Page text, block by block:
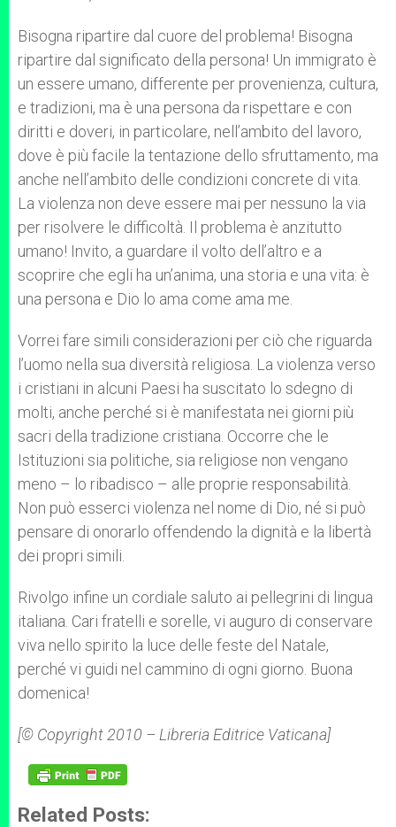
Bisogna ripartire dal cuore del problema! Bisogna
ripartire dal significato della persona! Un immigrato è
un essere umano, differente per provenienza, cultura,
e tradizioni, ma è una persona da rispettare e con
diritti e doveri, in particolare, nell’ambito del lavoro,
dove è più facile la tentazione dello sfruttamento, ma
anche nell’ambito delle condizioni concrete di vita.
La violenza non deve essere mai per nessuno la via
per risolvere le difficoltà. Il problema è anzitutto
umano! Invito, a guardare il volto dell’altro e a
scoprire che egli ha un’anima, una storia e una vita: è
una persona e Dio lo ama come ama me.
Vorrei fare simili considerazioni per ciò che riguarda
l’uomo nella sua diversità religiosa. La violenza verso
i cristiani in alcuni Paesi ha suscitato lo sdegno di
molti, anche perché si è manifestata nei giorni più
sacri della tradizione cristiana. Occorre che le
Istituzioni sia politiche, sia religiose non vengano
meno – lo ribadisco – alle proprie responsabilità.
Non può esserci violenza nel nome di Dio, né si può
pensare di onorarlo offendendo la dignità e la libertà
dei propri simili.
Rivolgo infine un cordiale saluto ai pellegrini di lingua
italiana. Cari fratelli e sorelle, vi auguro di conservare
viva nello spirito la luce delle feste del Natale,
perché vi guidi nel cammino di ogni giorno. Buona
domenica!
[© Copyright 2010 – Libreria Editrice Vaticana]
Related Posts: